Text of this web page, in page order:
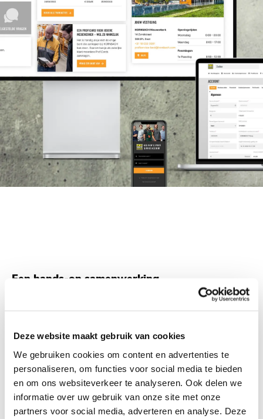
Deze website maakt gebruik van cookies
We gebruiken cookies om content en advertenties te
personaliseren, om functies voor social media te bieden
en om ons websiteverkeer te analyseren. Ook delen we
informatie over uw gebruik van onze site met onze
partners voor social media, adverteren en analyse. Deze
Een hands-on samenwerking
‘Luc (Solvy) en ik hebben in het verleden al een keer
beiden dat het nog niet het juiste moment was.
Toch zijn we elkaar nooit uit het oog verloren. Dat
komt omdat ik erg geïntrigeerd was door de visie en
denkwijze van Solvy voor de toekomst van
HORNBACH’.